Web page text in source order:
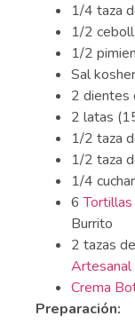
1/4 taza
1/2
1/2
Sal
2 dientes
2 latas
1/2 taza
1/2 taza
1/4
6
Burrito
2 tazas
Artesanal
Crema
Preparación: